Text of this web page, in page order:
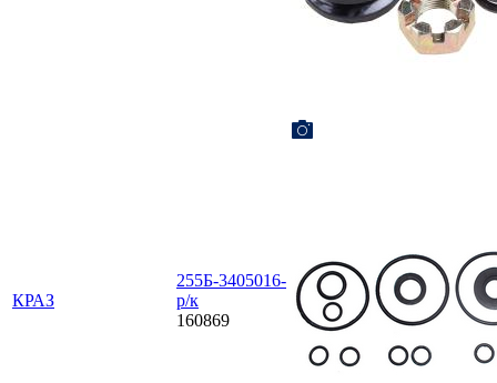
КРАЗ
255Б-3405016-
р/к
160869